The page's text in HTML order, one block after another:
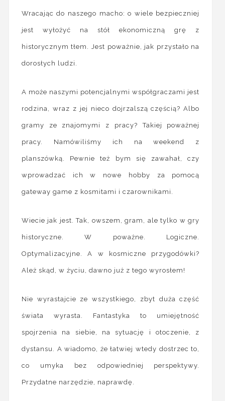
Wracając do naszego macho: o wiele bezpieczniej
jest wyłożyć na stół ekonomiczną grę z
historycznym tłem. Jest poważnie, jak przystało na
dorosłych ludzi.
A może naszymi potencjalnymi współgraczami jest
rodzina, wraz z jej nieco dojrzalszą częścią? Albo
gramy ze znajomymi z pracy? Takiej poważnej
pracy. Namówiliśmy ich na weekend z
planszówką. Pewnie też bym się zawahał, czy
wprowadzać ich w nowe hobby za pomocą
gateway game z kosmitami i czarownikami.
Wiecie jak jest. Tak, owszem, gram, ale tylko w gry
historyczne. W poważne. Logiczne.
Optymalizacyjne. A w kosmiczne przygodówki?
Ależ skąd, w życiu, dawno już z tego wyrosłem!
Nie wyrastajcie ze wszystkiego, zbyt duża część
świata wyrasta. Fantastyka to umiejętność
spojrzenia na siebie, na sytuację i otoczenie, z
dystansu. A wiadomo, że łatwiej wtedy dostrzec to,
co umyka bez odpowiedniej perspektywy.
Przydatne narzędzie, naprawdę.